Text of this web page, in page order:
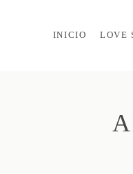
INICIO LOVE